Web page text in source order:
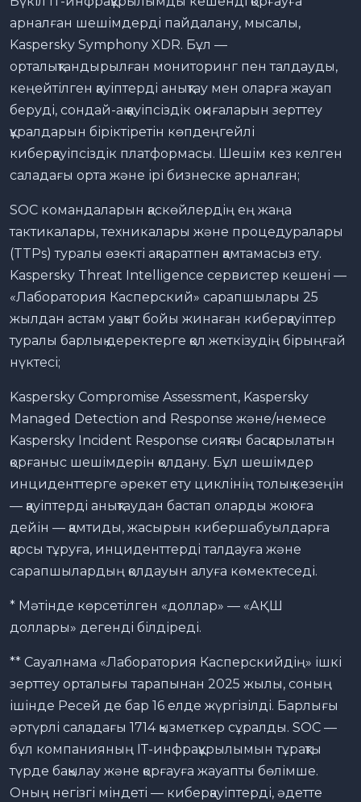
арналған шешімдерді пайдалану, мысалы,
Kaspersky Symphony XDR. Бұл —
орталықтандырылған мониторинг пен талдауды,
кеңейтілген қауіптерді анықтау мен оларға жауап
беруді, сондай-ақ қауіпсіздік оқиғаларын зерттеу
құралдарын біріктіретін көпдеңгейлі
киберқауіпсіздік платформасы. Шешім кез келген
саладағы орта және ірі бизнеске арналған;
SOC командаларын қаскөйлердің ең жаңа
тактикалары, техникалары және процедуралары
(TTPs) туралы өзекті ақпаратпен қамтамасыз ету.
Kaspersky Threat Intelligence сервистер кешені —
«Лаборатория Касперский» сарапшылары 25
жылдан астам уақыт бойы жинаған киберқауіптер
туралы барлық деректерге қол жеткізудің бірыңғай
нүктесі;
Kaspersky Compromise Assessment, Kaspersky
Managed Detection and Response және/немесе
Kaspersky Incident Response сияқты басқарылатын
қорғаныс шешімдерін қолдану. Бұл шешімдер
инциденттерге әрекет ету циклінің толық кезеңін
— қауіптерді анықтаудан бастап оларды жоюға
дейін — қамтиды, жасырын кибершабуылдарға
қарсы тұруға, инциденттерді талдауға және
сарапшылардың қолдауын алуға көмектеседі.
* Мәтінде көрсетілген «доллар» — «АҚШ
доллары» дегенді білдіреді.
** Сауалнама «Лаборатория Касперскийдің» ішкі
зерттеу орталығы тарапынан 2025 жылы, соның
ішінде Ресей де бар 16 елде жүргізілді. Барлығы
әртүрлі саладағы 1714 қызметкер сұралды. SOC —
бұл компанияның ІТ-инфрақұрылымын тұрақты
түрде бақылау және қорғауға жауапты бөлімше.
Оның негізгі міндеті — киберқауіптерді, әдетте